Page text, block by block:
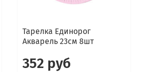
Тарелка Единорог
Акварель 23см 8шт
352 руб